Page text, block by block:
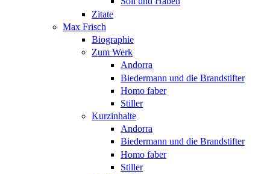
Zitate
Max Frisch
Biographie
Zum Werk
Andorra
Biedermann und die Brandstifter
Homo faber
Stiller
Kurzinhalte
Andorra
Biedermann und die Brandstifter
Homo faber
Stiller